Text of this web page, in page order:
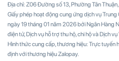
Địa chỉ: Z06 Đường số 13, Phường Tân
Giấy phép hoạt động cung ứng dịch vụ
ngày 19 tháng 01 năm 2026 bởi Ngân Hàng
điện tử, Dịch vụ hỗ trợ thu hộ, chi hộ và Dịch vụ
Hình thức cung cấp, thương hiệu: Trực tuyến
định với thương hiệu Zalopay.